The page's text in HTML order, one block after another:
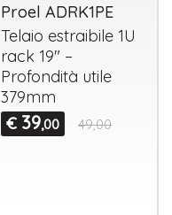
Proel ADRK1PE
Telaio estraibile 1U
rack 19" –
Profondità utile
379mm
€ 39,00 49,00